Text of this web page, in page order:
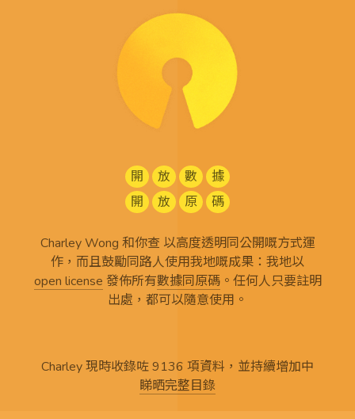
開 放 數
據
開
放 原 碼
Charley Wong 和你查 以高度透明同公開嘅方式運
作，而且鼓勵同路人使用我地嘅成果：我地以
open license 發佈所有數據同原碼。任何人只要註明
出處，都可以隨意使用。
Charley 現時收錄咗 9136 項資料，並持續增加中
睇晒完整目錄